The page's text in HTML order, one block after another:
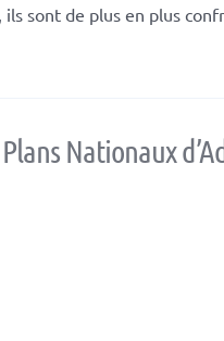
ils sont de plus en plus
Nationaux